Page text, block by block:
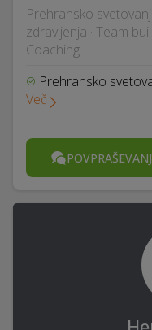
Prehransko
zdravljenja · Team
Coaching
Prehransko
Več